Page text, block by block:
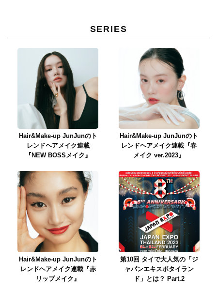
SERIES
Hair&Make-up JunJunのト
レンドヘアメイク連載
『NEW BOSSメイク』
Hair&Make-up JunJunのト
レンドヘアメイク連載『春
メイク ver.2023』
Hair&Make-up JunJunのト
レンドヘアメイク連載『赤
リップメイク』
第10回 タイで大人気の「ジ
ャパンエキスポタイラン
ド」とは？ Part.2